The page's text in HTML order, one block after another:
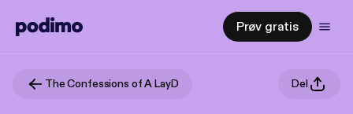
Prøv gratis
The Confessions of A LayD Del